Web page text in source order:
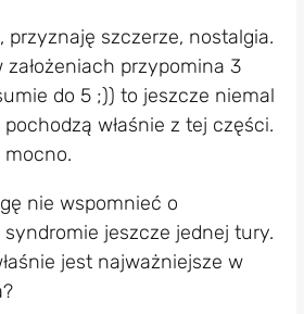
przyznaję szczerze, nostalgia.
założeniach przypomina 3
do 5 ;)) to jeszcze niemal
właśnie z tej części.
mocno.
nie wspomnieć o
jeszcze jednej tury.
jest najważniejsze w